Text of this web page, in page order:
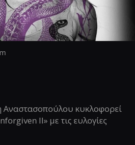
κυκλοφορεί
II» με τις ευλογίες